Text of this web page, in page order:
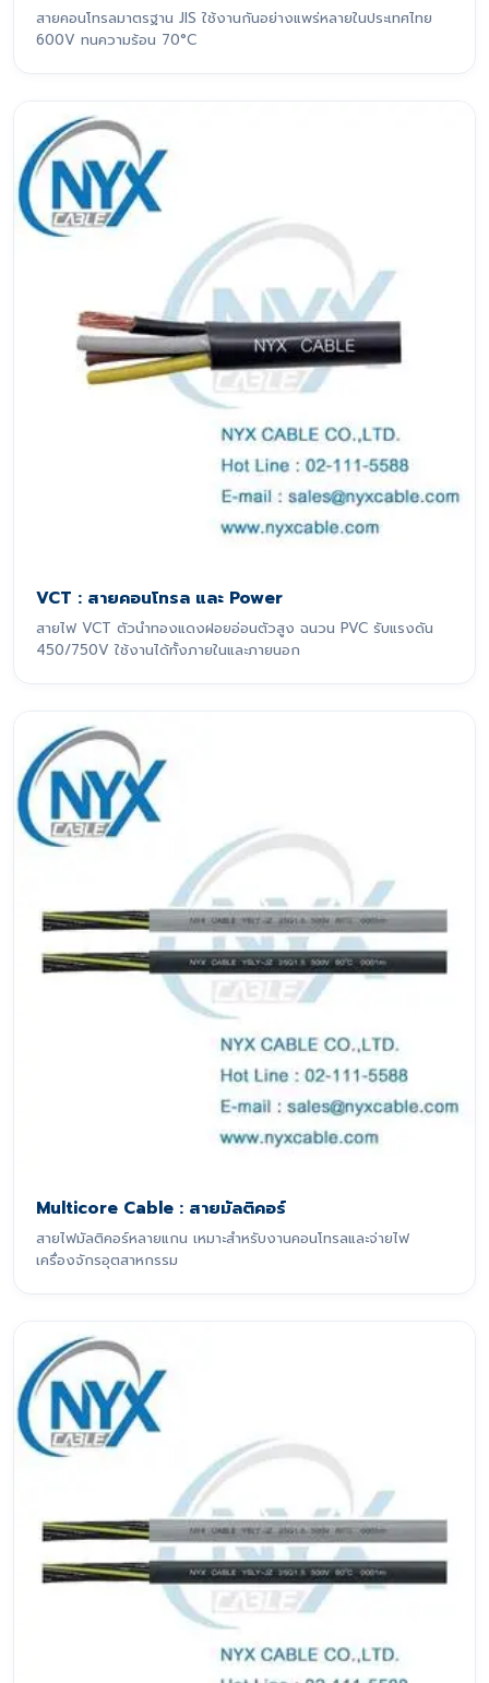
สายคอนโทรลมาตรฐาน JIS ใช้งานกันอย่างแพร่หลายในประเทศไทย
600V ทนความร้อน 70°C
VCT : สายคอนโทรล และ Power
สายไฟ VCT ตัวนำทองแดงฝอยอ่อนตัวสูง ฉนวน PVC รับแรงดัน
450/750V ใช้งานได้ทั้งภายในและภายนอก
Multicore Cable : สายมัลติคอร์
สายไฟมัลติคอร์หลายแกน เหมาะสำหรับงานคอนโทรลและจ่ายไฟ
เครื่องจักรอุตสาหกรรม